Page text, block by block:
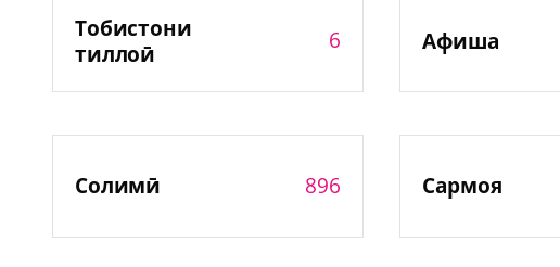
Тобистони
тиллоӣ
6 Афиша
Солимӣ 896 Сармоя